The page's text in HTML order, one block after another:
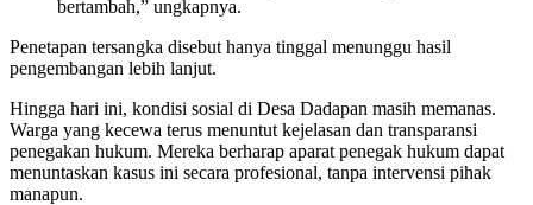
bertambah,” ungkapnya.
Penetapan tersangka disebut hanya tinggal menunggu hasil
pengembangan lebih lanjut.
Hingga hari ini, kondisi sosial di Desa Dadapan masih memanas.
Warga yang kecewa terus menuntut kejelasan dan transparansi
penegakan hukum. Mereka berharap aparat penegak hukum dapat
menuntaskan kasus ini secara profesional, tanpa intervensi pihak
manapun.